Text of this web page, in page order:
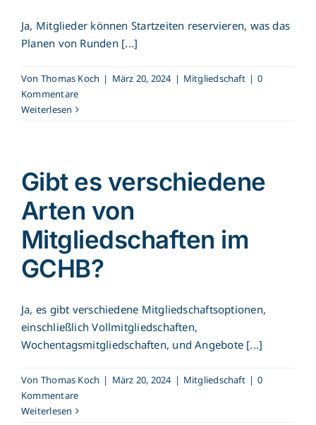
Ja, Mitglieder können Startzeiten reservieren, was das
Planen von Runden [...]
Von Thomas Koch | März 20, 2024 | Mitgliedschaft | 0
Kommentare
Weiterlesen
Gibt es verschiedene
Arten von
Mitgliedschaften im
GCHB?
Ja, es gibt verschiedene Mitgliedschaftsoptionen,
einschließlich Vollmitgliedschaften,
Wochentagsmitgliedschaften, und Angebote [...]
Von Thomas Koch | März 20, 2024 | Mitgliedschaft | 0
Kommentare
Weiterlesen